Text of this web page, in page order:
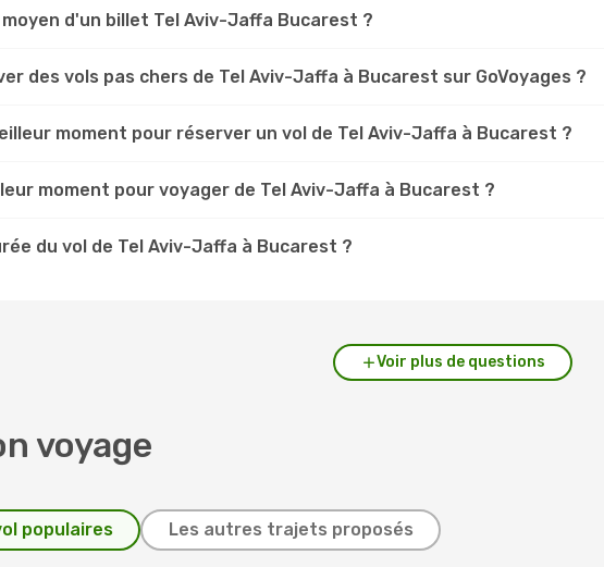
d'un billet Tel Aviv-Jaffa Bucarest ?
des vols pas chers de Tel Aviv-Jaffa à Bucarest sur GoVoyages ?
moment pour réserver un vol de Tel Aviv-Jaffa à Bucarest ?
moment pour voyager de Tel Aviv-Jaffa à Bucarest ?
du vol de Tel Aviv-Jaffa à Bucarest ?
Voir plus de questions
voyage
populaires Les autres trajets proposés